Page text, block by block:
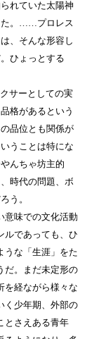
れていた太陽神
た。……プロレス
、そんな形容し
ひょっとする
サーとしての実
格があるという
品位とも関係が
うことは特にな
んちゃ坊主的
時代の問題、ボ
う。
味での文化活動
ルであっても、ひ
うな「生涯」をた
だ。まだ未定形の
を経ながら様々な
く少年期、外部の
とさえある青年